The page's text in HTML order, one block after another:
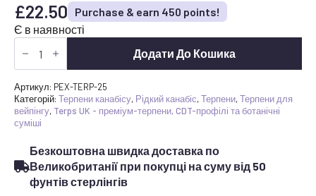
£22.50
Purchase & earn 450 points!
Є в наявності
Купити
Pineapple
UK
-
Тропічний
терпеновий
профіль
для
вейпа
та
сумішей
кількість
Додати До Кошика
Артикул: PEX-TERP-25
Категорій: Терпени канабісу, Рідкий канабіс,Терпени,Терпени для
вейпінгу, Terps UK - преміум-терпени, CDT-профілі та ботанічні
суміші
Безкоштовна швидка доставка по
Великобританії при покупці на суму від 50
фунтів стерлінгів